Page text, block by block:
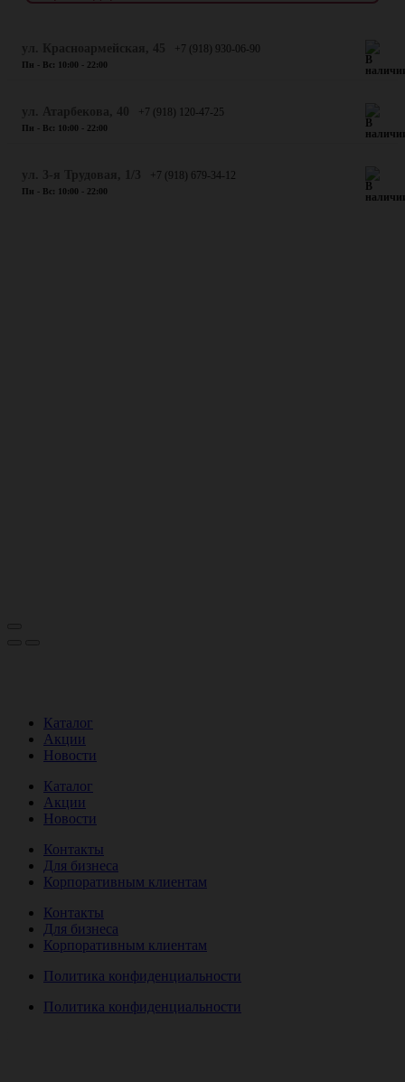
+7 (918) 930-06-90
Пн - Вс: 10:00 - 22:00
+7 (918) 120-47-25
Пн - Вс: 10:00 - 22:00
+7 (918) 679-34-12
Пн - Вс: 10:00 - 22:00
Каталог
Акции
Новости
Каталог
Акции
Новости
Контакты
Для бизнеса
Корпоративным клиентам
Контакты
Для бизнеса
Корпоративным клиентам
Политика конфиденциальности
Политика конфиденциальности